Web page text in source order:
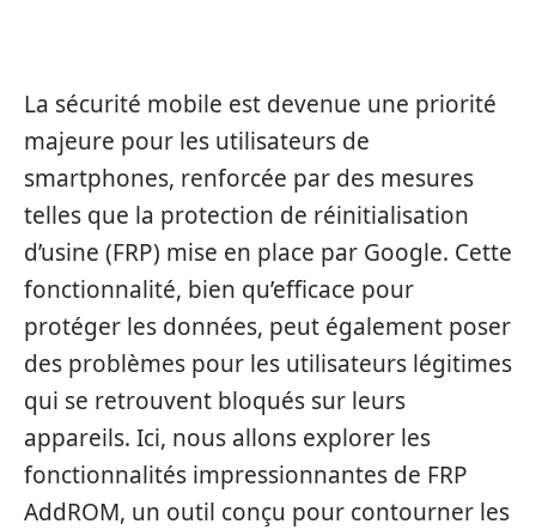
La sécurité mobile est devenue une priorité
majeure pour les utilisateurs de
smartphones, renforcée par des mesures
telles que la protection de réinitialisation
d’usine (FRP) mise en place par Google. Cette
fonctionnalité, bien qu’efficace pour
protéger les données, peut également poser
des problèmes pour les utilisateurs légitimes
qui se retrouvent bloqués sur leurs
appareils. Ici, nous allons explorer les
fonctionnalités impressionnantes de FRP
AddROM, un outil conçu pour contourner les